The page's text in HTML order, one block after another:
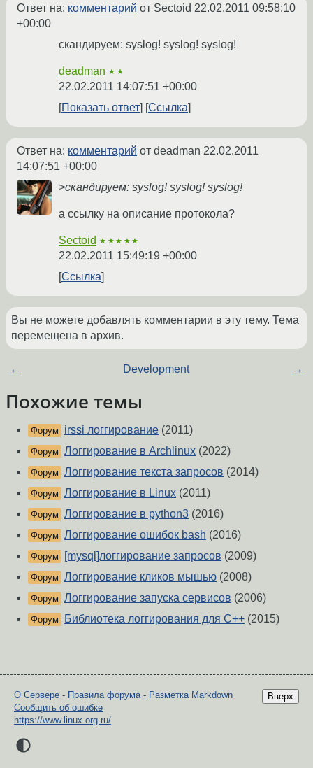
Ответ на: комментарий от Sectoid 22.02.2011 09:58:10
+00:00
скандируем: syslog! syslog! syslog!
deadman ★★
22.02.2011 14:07:51 +00:00
Показать ответ
Ссылка
Ответ на: комментарий от deadman 22.02.2011
14:07:51 +00:00
>скандируем: syslog! syslog! syslog!
а ссылку на описание протокола?
Sectoid ★★★★★
22.02.2011 15:49:19 +00:00
Ссылка
Вы не можете добавлять комментарии в эту тему. Тема
перемещена в архив.
← Development →
Похожие темы
Форум irssi логгирование (2011)
Форум Логгирование в Archlinux (2022)
Форум Логгирование текста запросов (2014)
Форум Логгирование в Linux (2011)
Форум Логгирование в python3 (2016)
Форум Логгирование ошибок bash (2016)
Форум [mysql]логгирование запросов (2009)
Форум Логгирование кликов мышью (2008)
Форум Логгирование запуска сервисов (2006)
Форум Библиотека логгирования для C++ (2015)
Вверх
О Сервере - Правила форума- Разметка Markdown
Сообщить об ошибке
https://www.linux.org.ru/